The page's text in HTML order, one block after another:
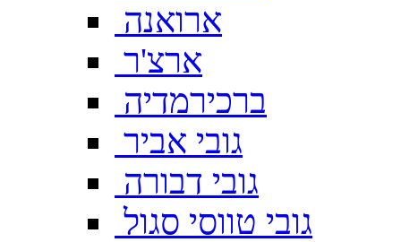
ארואנה
ארצ'ר
ברכירמדיה
גובי אביר
גובי דבורה
גובי טווסי סגול